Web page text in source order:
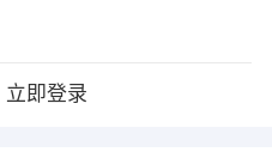
立即登录